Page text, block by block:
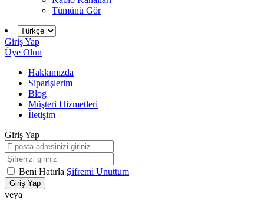
Tümünü Gör
Giriş Yap
Üye Olun
Hakkımızda
Siparişlerim
Blog
Müşteri Hizmetleri
İletişim
Giriş Yap
Beni Hatırla Şifremi Unuttum
Giriş Yap
veya